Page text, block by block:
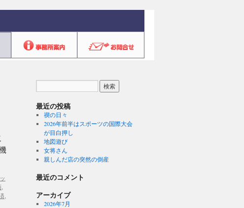
,
,
最近の投稿
禊の日々
2026年前半はスポーツの国際大会
が目白押し
地図遊び
女将さん
親しんだ店の突然の倒産
最近のコメント
アーカイブ
2026年7月